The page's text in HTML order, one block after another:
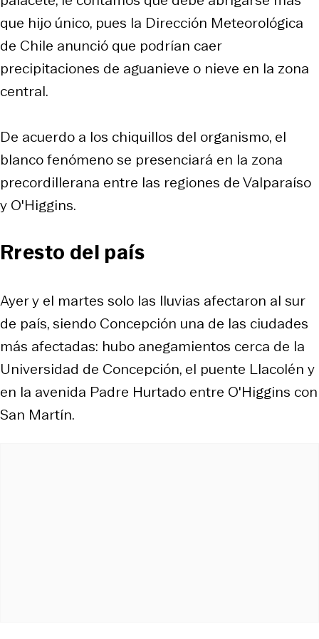
que hijo único, pues la Dirección Meteorológica
de Chile anunció que podrían caer
precipitaciones de aguanieve o nieve en la zona
central.
De acuerdo a los chiquillos del organismo, el
blanco fenómeno se presenciará en la zona
precordillerana entre las regiones de Valparaíso
y O'Higgins.
Rresto del país
Ayer y el martes solo las lluvias afectaron al sur
de país, siendo Concepción una de las ciudades
más afectadas: hubo anegamientos cerca de la
Universidad de Concepción, el puente Llacolén y
en la avenida Padre Hurtado entre O'Higgins con
San Martín.